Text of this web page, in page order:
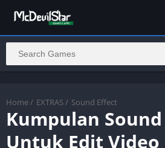
Home / EXTRAS / Sound Effect
Kumpulan
Untuk Edit Video